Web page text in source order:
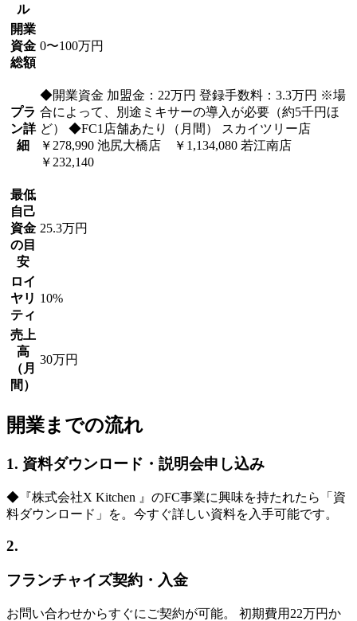
ル
開業
資金
総額
0〜100万円
プラ
ン詳
細
◆開業資金 加盟金：22万円 登録手数料：3.3万円 ※場
合によって、別途ミキサーの導入が必要（約5千円ほ
ど） ◆FC1店舗あたり（月間） スカイツリー店
￥278,990 池尻大橋店 ￥1,134,080 若江南店
￥232,140
最低
自己
資金
の目
安
25.3万円
ロイ
ヤリ
ティ
10%
売上
高
（月
間）
30万円
開業までの流れ
1. 資料ダウンロード・説明会申し込み
◆『株式会社X Kitchen 』のFC事業に興味を持たれたら「資
料ダウンロード」を。今すぐ詳しい資料を入手可能です。
2.
フランチャイズ契約・入金
お問い合わせからすぐにご契約が可能。 初期費用22万円か